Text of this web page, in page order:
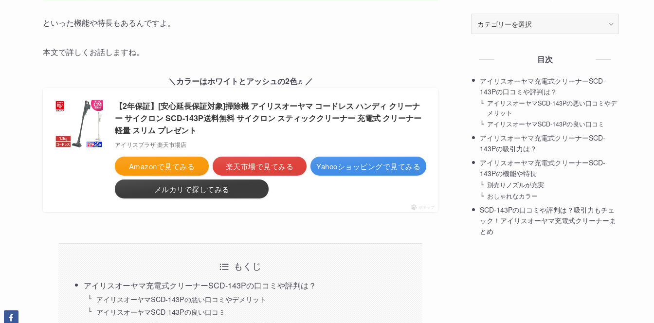
といった機能や特長もあるんですよ。
本文で詳しくお話しますね。
＼カラーはホワイトとアッシュの2色♬／
【2年保証】[安心延長保証対象]掃除機 アイリスオーヤマ コードレス ハンディ クリーナ
ー サイクロン SCD-143P送料無料 サイクロン スティッククリーナー 充電式 クリーナー
軽量 スリム プレゼント
アイリスプラザ 楽天市場店
Amazonで見てみる 楽天市場で見てみる Yahooショッピングで見てみる
メルカリで探してみる
ポチップ
もくじ
アイリスオーヤマ充電式クリーナーSCD-143Pの口コミや評判は？
アイリスオーヤマSCD-143Pの悪い口コミやデメリット
アイリスオーヤマSCD-143Pの良い口コミ
目次
アイリスオーヤマ充電式クリーナーSCD-
143Pの口コミや評判は？
アイリスオーヤマSCD-143Pの悪い口コミやデ
メリット
アイリスオーヤマSCD-143Pの良い口コミ
アイリスオーヤマ充電式クリーナーSCD-
143Pの吸引力は？
アイリスオーヤマ充電式クリーナーSCD-
143Pの機能や特長
別売りノズルが充実
おしゃれなカラー
SCD-143Pの口コミや評判は？吸引力もチェ
ック！アイリスオーヤマ充電式クリーナーま
とめ